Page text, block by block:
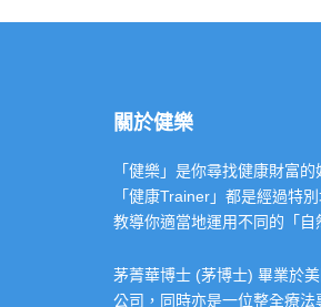
關於健樂
「健樂」是你尋找健康財富
「健康Trainer」都是經過特
教導你適當地運用不同的「
茅菁華博士 (茅博士) 畢業於
公司，同時亦是一位整全療法